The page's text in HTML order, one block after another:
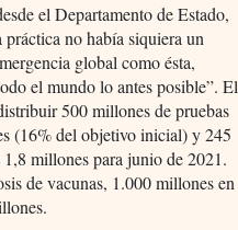
el Departamento de Estado,
no había siquiera un
global como ésta,
el mundo lo antes posible”. El
500 millones de pruebas
(16% del objetivo inicial) y 245
millones para junio de 2021.
de vacunas, 1.000 millones en